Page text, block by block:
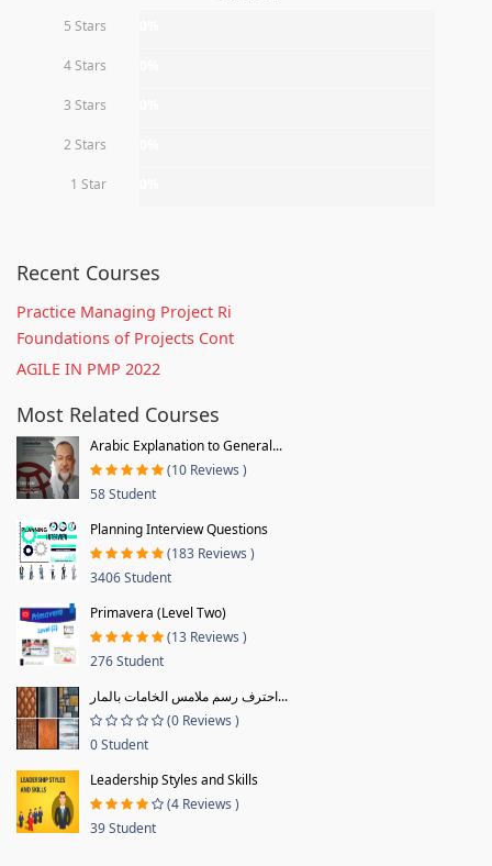
5 Stars
4 Stars
3 Stars
2 Stars
1 Star
Recent Courses
Practice Managing Project Ri
Foundations of Projects Cont
AGILE IN PMP 2022
Most Related Courses
Arabic Explanation to General...
(10 Reviews )
58 Student
Planning Interview Questions
(183 Reviews )
3406 Student
Primavera (Level Two)
(13 Reviews )
276 Student
احترف رسم ملامس الخامات بالمار...
(0 Reviews )
0 Student
Leadership Styles and Skills
(4 Reviews )
39 Student